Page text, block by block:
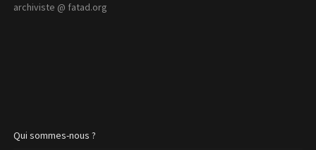
archiviste @ fatad.org
Qui sommes-nous ?